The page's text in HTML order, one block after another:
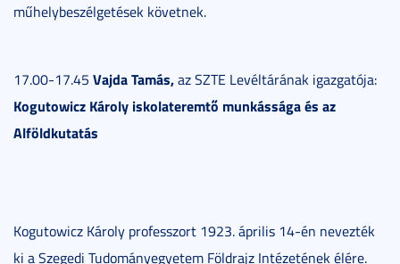
műhelybeszélgetések követnek.
17.00-17.45 Vajda Tamás,az SZTE Levéltárának igazgatója:
Kogutowicz Károly iskolateremtő munkássága és az
Alföldkutatás
Kogutowicz Károly professzort 1923. április 14-én nevezték
ki a Szegedi Tudományegyetem Földrajz Intézetének élére.